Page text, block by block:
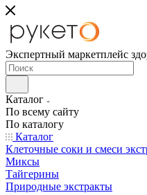
Экспертный маркетплейс
Каталог
По всему сайту
По каталогу
Каталог
Клеточные соки и смеси
Миксы
Тайгерины
Природные экстракты